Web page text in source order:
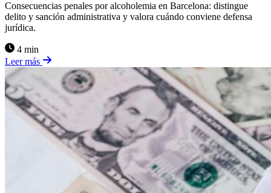
Consecuencias penales por alcoholemia en Barcelona: distingue
delito y sanción administrativa y valora cuándo conviene defensa
jurídica.
4 min
Leer más